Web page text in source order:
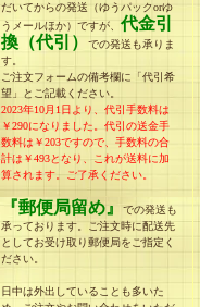
だいてからの発送（ゆうパックorゆ
うメールほか）ですが、代金引
換（代引）
での発送も承りま
す。
ご注文フォームの備考欄に「代引希
望」とご記載ください。
2023年10月1日より、代引手数料は
￥290になりました。 代引の送金手
数料は￥203ですので、手数料の合
計は ￥493となり、これが送料に加
算されます。
ご了承ください。
『郵便局留め』
での発送も
承っております。ご注文時に配送先
としてお受け取り郵便局をご指定く
ださい。
日中は外出していることも多いた